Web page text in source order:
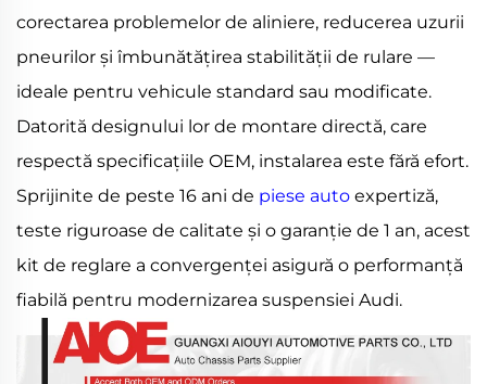
corectarea problemelor de aliniere, reducerea uzurii
pneurilor și îmbunătățirea stabilității de rulare —
ideale pentru vehicule standard sau modificate.
Datorită designului lor de montare directă, care
respectă specificațiile OEM, instalarea este fără efort.
Sprijinite de peste 16 ani de piese auto expertiză,
teste riguroase de calitate și o garanție de 1 an, acest
kit de reglare a convergenței asigură o performanță
fiabilă pentru modernizarea suspensiei Audi.